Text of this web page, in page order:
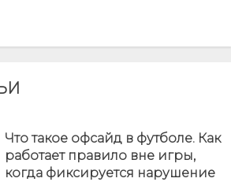
Что такое офсайд в футболе. Как
работает правило вне игры,
когда фиксируется нарушение